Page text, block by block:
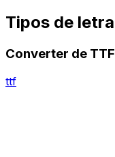
Tipos de
Converter de TTF
ttf